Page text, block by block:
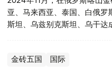
亚、马来西亚、泰国、白俄
斯坦、乌兹别克斯坦、乌干达
金砖五国 国际